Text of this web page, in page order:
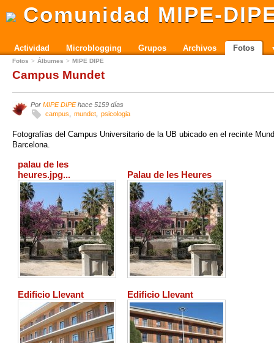
Comunidad MIPE-
Actividad Microblogging Grupos Archivos Fotos
Fotos Álbumes MIPE DIPE
Campus Mundet
Por MIPE DIPE hace 5159 días
campus
mundet psicologia
Fotografías del Campus Universitario de la UB ubicado en el recinte
Barcelona.
palau de les
heures.jpg...
Palau de les Heures
Edificio Llevant Edificio Llevant